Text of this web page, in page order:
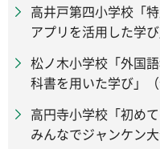
高井戸第四小学校「
アプリを活用した学
松ノ木小学校「外国
科書を用いた学び」
高円寺小学校「初め
みんなでジャンケン